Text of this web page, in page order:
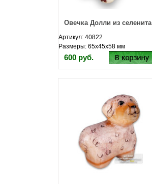
Овечка Долли из селенита
Артикул: 40822
Размеры: 65х45х58 мм
600 руб.